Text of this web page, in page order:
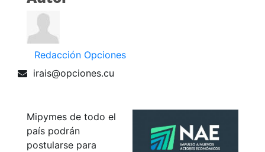
Redacción Opciones
irais@opciones.cu
Mipymes de todo el
país podrán
postularse para